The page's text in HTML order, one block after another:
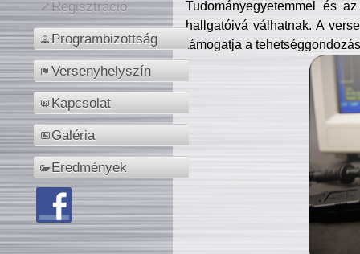
Regisztráció
Programbizottság
Versenyhelyszín
Kapcsolat
Galéria
Eredmények
Tudományegyetemmel és
hallgatóivá válhatnak. A
támogatja a